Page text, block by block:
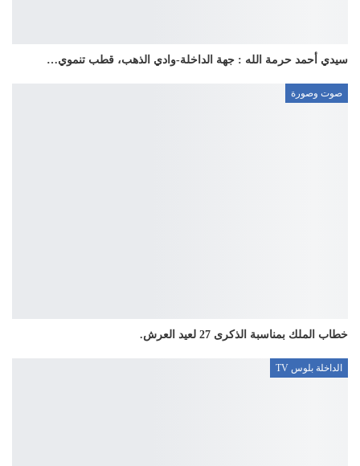
سيدي أحمد حرمة الله : جهة الداخلة-وادي الذهب، قطب تنموي…
صوت وصورة
خطاب الملك بمناسبة الذكرى 27 لعيد العرش.
الداخلة بلوس TV